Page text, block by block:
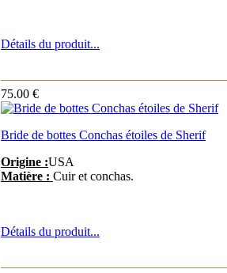
Détails du produit...
75.00 €
Bride de bottes Conchas étoiles de Sherif
Origine :USA
Matière : Cuir et conchas.
Détails du produit...